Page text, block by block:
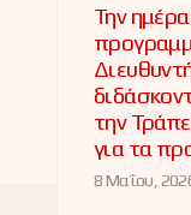
Την
την
για τα
8 Μαΐου,